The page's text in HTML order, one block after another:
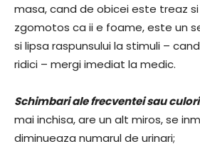
masa, cand de obicei este treaz
zgomotos ca ii e foame, este un
si lipsa raspunsului la stimuli –
ridici – mergi imediat la medic.
Schimbari ale frecventei sau
mai inchisa, are un alt miros, se
diminueaza numarul de urinari;